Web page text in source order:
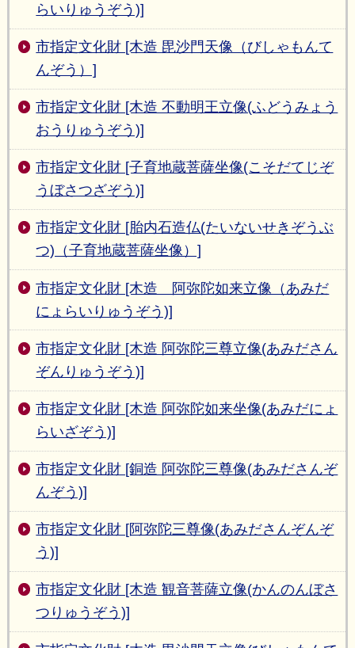
らいりゅうぞう)]
市指定文化財 [木造 毘沙門天像（びしゃもんて
んぞう）]
市指定文化財 [木造 不動明王立像(ふどうみょう
おうりゅうぞう)]
市指定文化財 [子育地蔵菩薩坐像(こそだてじぞ
うぼさつざぞう)]
市指定文化財 [胎内石造仏(たいないせきぞうぶ
つ)（子育地蔵菩薩坐像）]
市指定文化財 [木造 阿弥陀如来立像（あみだ
にょらいりゅうぞう)]
市指定文化財 [木造 阿弥陀三尊立像(あみださん
ぞんりゅうぞう)]
市指定文化財 [木造 阿弥陀如来坐像(あみだにょ
らいざぞう)]
市指定文化財 [銅造 阿弥陀三尊像(あみださんぞ
んぞう)]
市指定文化財 [阿弥陀三尊像(あみださんぞんぞ
う)]
市指定文化財 [木造 観音菩薩立像(かんのんぼさ
つりゅうぞう)]